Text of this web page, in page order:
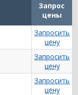
Запрос
цены
Запросить
цену
Запросить
цену
Запросить
цену